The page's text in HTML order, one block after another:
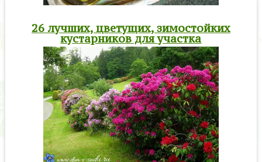
26 лучших, цветущих, зимостойких
кустарников для участка